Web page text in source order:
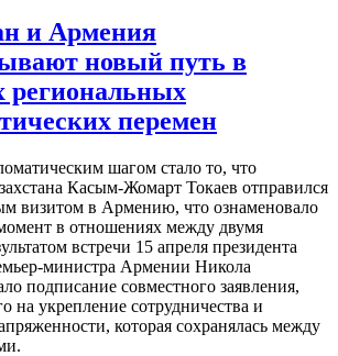
и Армения
новый путь в
региональных
перемен
шагом стало то, что
Касым-Жомарт Токаев отправился
визитом в Армению, что ознаменовало
в отношениях между двумя
встречи 15 апреля президента
министра Армении Никола
подписание совместного заявления,
на укрепление сотрудничества и
которая сохранялась между